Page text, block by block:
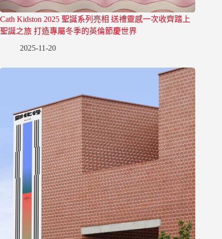
Cath Kidston 2025 聖誕系列亮相 送禮靈感一次收齊踏上
聖誕之旅 打造專屬冬季的英倫節慶世界
2025-11-20